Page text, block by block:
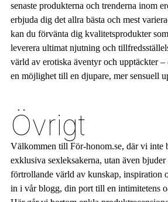
senaste produkterna och trenderna inom
erbjuda dig det allra bästa och mest
kan du förvänta dig kvalitetsprodukter
leverera ultimat njutning och
värld av erotiska äventyr och upptäckter
en möjlighet till en djupare, mer sensuell
Övrigt
Välkommen till För-honom.se, där vi inte
exklusiva sexleksakerna, utan även
förtrollande värld av kunskap, inspiration
in i vår blogg, din port till en intimitetens